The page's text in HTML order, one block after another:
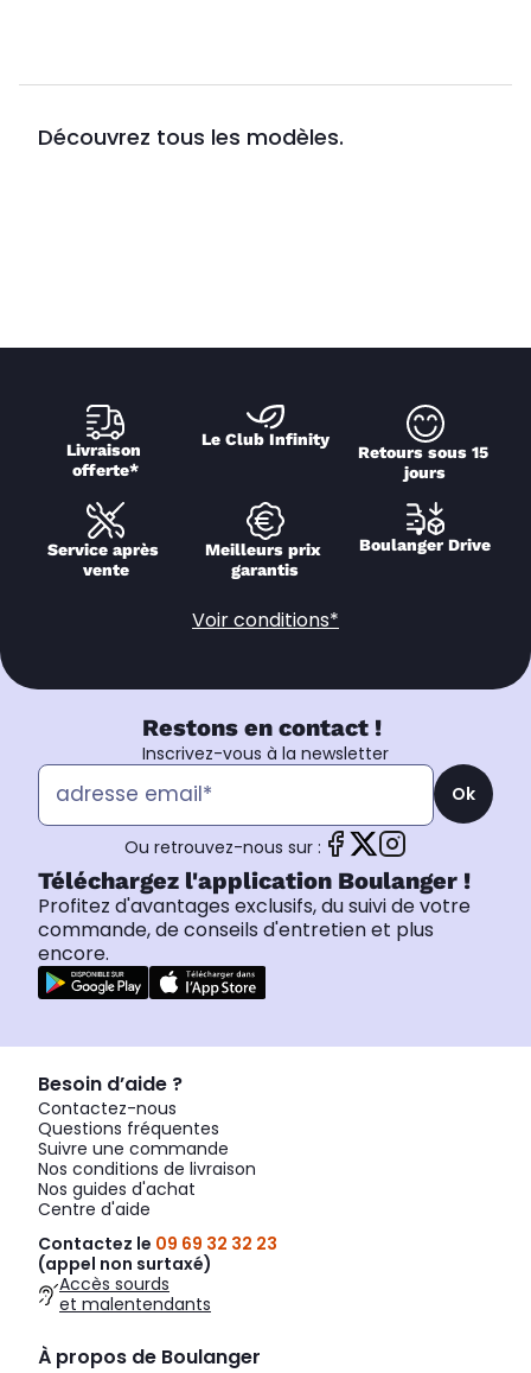
Découvrez tous les modèles.
Livraison
offerte*
Le Club Infinity
Retours sous 15
jours
Service après
vente
Meilleurs prix
garantis
Boulanger Drive
Voir conditions*
Restons en contact !
Inscrivez-vous à la newsletter
Ok
Ou retrouvez-nous sur :
Téléchargez l'application Boulanger !
Profitez d'avantages exclusifs, du suivi de votre
commande, de conseils d'entretien et plus
encore.
Besoin d’aide ?
Contactez-nous
Questions fréquentes
Suivre une commande
Nos conditions de livraison
Nos guides d'achat
Centre d'aide
Contactez le 09 69 32 32 23
(appel non surtaxé)
Accès sourds
et malentendants
À propos de Boulanger